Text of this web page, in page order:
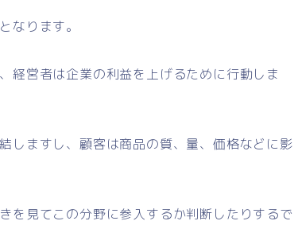
となります。
経営者は企業の利益を上げるために行動しま
しますし、顧客は商品の質、量、価格などに影
を見てこの分野に参入するか判断したりするで